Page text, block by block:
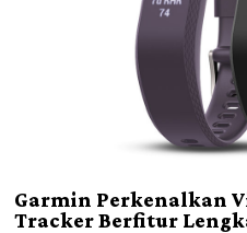
Garmin Perkenalkan
Tracker Berfitur